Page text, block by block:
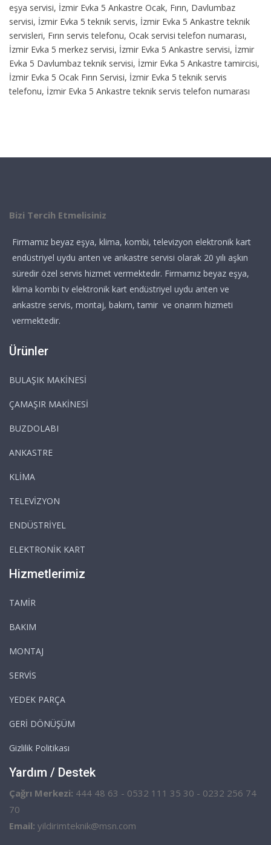
eşya servisi, İzmir Evka 5 Ankastre Ocak, Fırın, Davlumbaz
servisi, İzmir Evka 5 teknik servis, İzmir Evka 5 Ankastre teknik
servisleri, Fırın servis telefonu, Ocak servisi telefon numarası,
İzmir Evka 5 merkez servisi, İzmir Evka 5 Ankastre servisi, İzmir
Evka 5 Davlumbaz teknik servisi, İzmir Evka 5 Ankastre tamircisi,
İzmir Evka 5 Ocak Fırın Servisi, İzmir Evka 5 teknik servis
telefonu, İzmir Evka 5 Ankastre teknik servis telefon numarası
Bizi Tercih Etmelisiniz
Firmamız beyaz eşya, klima, kombi, televizyon elektronik kart
endüstriyel uydu anten ve ankastre servisi olarak 20 yılı aşkın
süredir özel servis hizmet vermektedir. Firmamız beyaz eşya,
klima kombi tv elektronik kart endüstriyel uydu anten ve
ankastre servis, montaj, bakım, tamir ve onarım hizmeti
vermektedir.
Ürünler
BULAŞIK MAKİNESİ
ÇAMAŞIR MAKİNESİ
BUZDOLABI
ANKASTRE
KLİMA
TELEVİZYON
ENDÜSTRİYEL
ELEKTRONİK KART
Hizmetlerimiz
TAMİR
BAKIM
MONTAJ
SERVİS
YEDEK PARÇA
GERİ DÖNÜŞÜM
Gizlilik Politikası
Yardım / Destek
Çağrı Merkezi: 444 48 63 - 0532 111 35 30 - 0232 256 74
70
Email: yildirimteknik@msn.com